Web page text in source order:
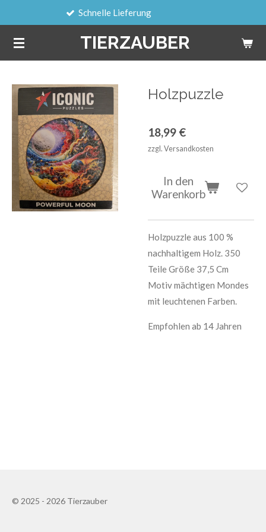
springen
TIERZAUBER
Schnelle Lieferung
Holzpuzzle
18,99 €
zzgl. Versandkosten
In den
Warenkorb
Holzpuzzle aus 100 %
nachhaltigem Holz. 350
Teile Größe 37,5 Cm
Motiv mächtigen Mondes
mit leuchtenen Farben.
Empfohlen ab 14 Jahren
© 2025 - 2026 Tierzauber